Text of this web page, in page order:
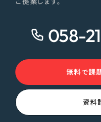
ご提案します。
058-
無料で課
資料